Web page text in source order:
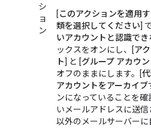
シ
ョ
ン
[このアクションを適用
類を選択してください]
いアカウントと認識でき
ックスをオンにし、[ア
ト] と [グループ アカウン
オフのままにします。[
アカウントをアーカイブ
ンになっていることを
いメールアドレスに送
以外のメールサーバーに